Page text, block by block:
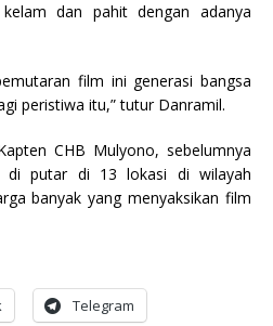
dan pahit dengan adanya
film ini generasi bangsa
peristiwa itu,” tutur Danramil.
CHB Mulyono, sebelumnya
di putar di 13 lokasi di wilayah
banyak yang menyaksikan film
Telegram